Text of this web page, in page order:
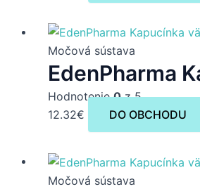
Močová sústava
EdenPharma
Hodnotenie0z 5
12.32€ DO OBCHODU
Močová sústava